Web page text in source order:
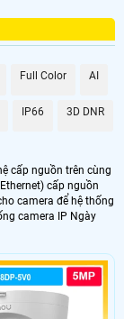
Full Color AI
IP66 3D DNR
cấp nguồn trên cùng
cấp nguồn
camera để hệ thống
camera IP Ngày